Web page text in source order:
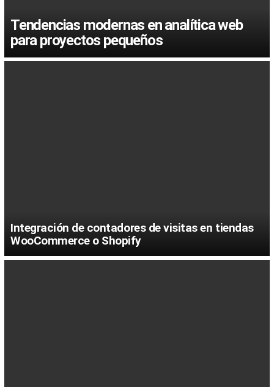
Tendencias modernas en analítica web
para proyectos pequeños
Integración de contadores de visitas en tiendas
WooCommerce o Shopify